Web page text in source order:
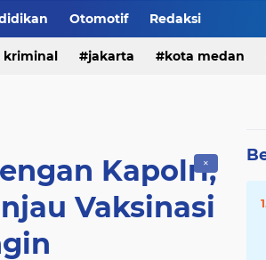
DPRD Medan Gelar
Otomotif Redaksi
kriminal jakarta kota medan
✕
Kapolri,
Vaksinasi